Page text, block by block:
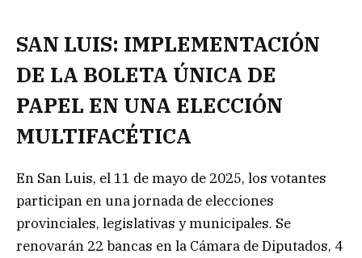
SAN LUIS: IMPLEMENTACIÓN
DE LA BOLETA ÚNICA DE
PAPEL EN UNA ELECCIÓN
MULTIFACÉTICA
En San Luis, el 11 de mayo de 2025, los votantes
participan en una jornada de elecciones
provinciales, legislativas y municipales. Se
renovarán 22 bancas en la Cámara de Diputados, 4